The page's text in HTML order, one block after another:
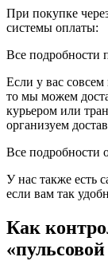
При покупке
системы оплаты:
Все подробности
Если у вас
то мы можем
курьером или
организуем
Все подробности
У нас также есть
если вам так
Как